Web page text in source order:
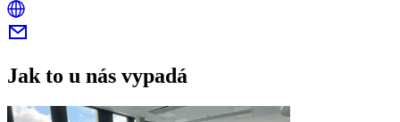
Jak to u nás vypadá